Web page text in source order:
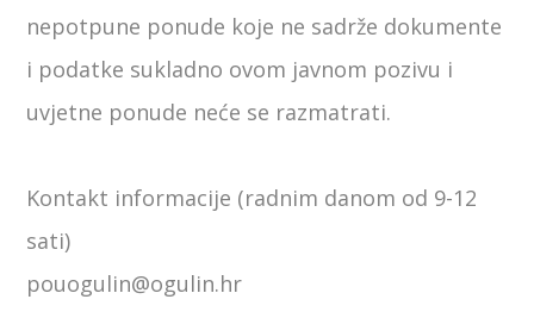
nepotpune ponude koje ne sadrže dokumente
i podatke sukladno ovom javnom pozivu i
uvjetne ponude neće se razmatrati.
Kontakt informacije (radnim danom od 9-12
sati)
pouogulin@ogulin.hr